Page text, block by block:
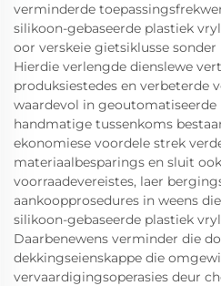
verminderde
silikoon-gebaseerde plastiek
oor verskeie gietsiklusse
Hierdie verlengde dienslewe
produksiestedes en verbeterde
waardevol in
handmatige tussenkoms
ekonomiese voordele strek
materiaalbesparings en sluit
voorraadevereistes, laer
aankoopprosedures in weens
silikoon-gebaseerde plastiek
Daarbenewens verminder die
dekkingseienskappe die
vervaardigingsoperasies deur